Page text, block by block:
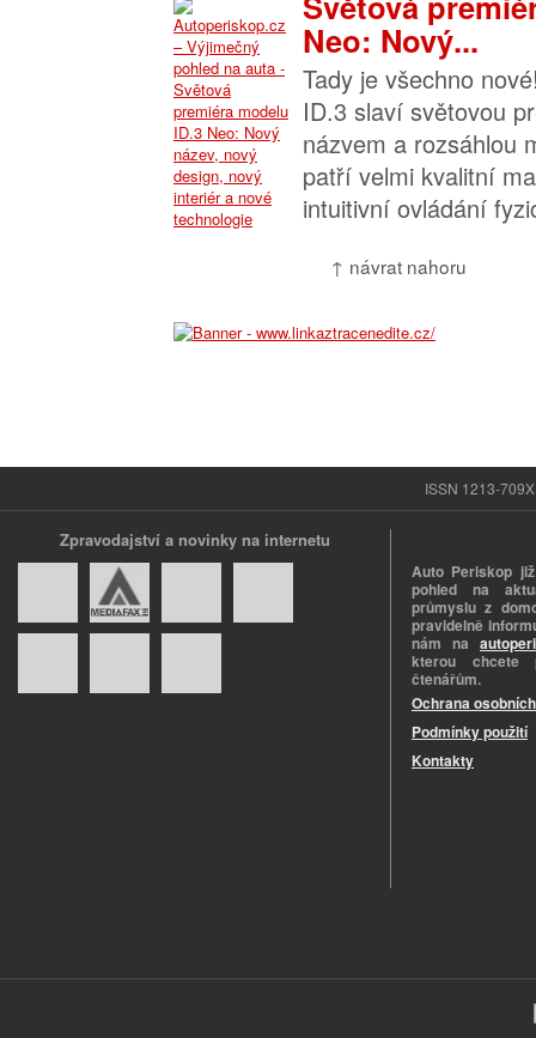
Neo: Nový...
Tady je všechno
ID.3 slaví světovou
názvem a rozsáhlou
patří velmi kvalitní
intuitivní ovládání
↑ návrat nahoru
ISSN 1213-
Zpravodajství a novinky na internetu
Auto Periskop
pohled na
průmyslu z
pravidelně
nám na
kterou chcete
čtenářům.
Ochrana
Podmínky použití
Kontakty